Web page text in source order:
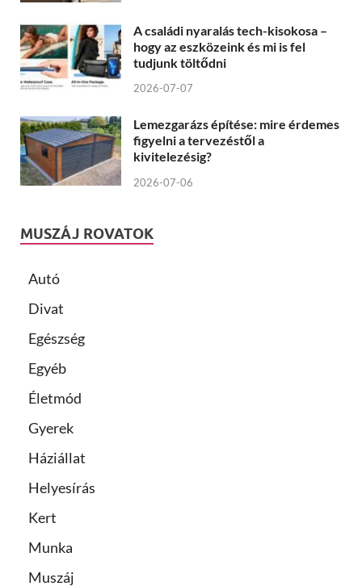
A családi nyaralás tech-kisokosa –
hogy az eszközeink és mi is fel
tudjunk töltődni
2026-07-07
Lemezgarázs építése: mire érdemes
figyelni a tervezéstől a
kivitelezésig?
2026-07-06
MUSZÁJ ROVATOK
Autó
Divat
Egészség
Egyéb
Életmód
Gyerek
Háziállat
Helyesírás
Kert
Munka
Muszáj